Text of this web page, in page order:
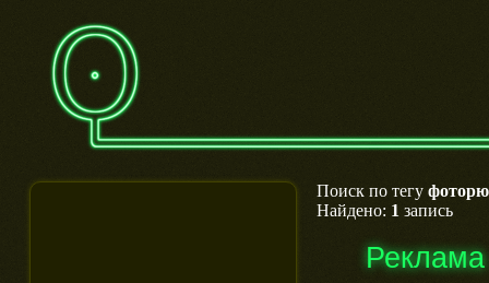
Поиск по тегу
Найдено: 1 запись
Реклама